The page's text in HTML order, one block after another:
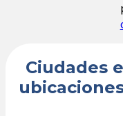
Ciudades